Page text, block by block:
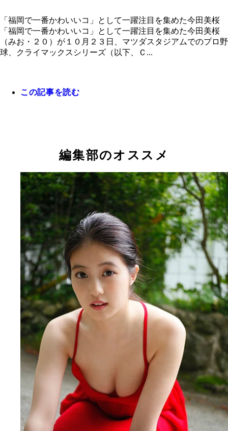
「福岡で一番かわいいコ」として一躍注目を集めた今田美桜
「福岡で一番かわいいコ」として一躍注目を集めた今田美桜
（みお・２０）が１０月２３日、マツダスタジアムでのプロ野
球、クライマックスシリーズ（以下、Ｃ...
この記事を読む
編集部のオススメ